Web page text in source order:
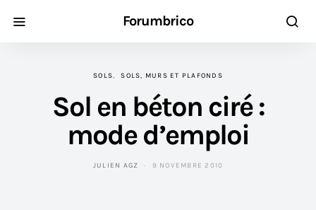
Forumbrico
SOLS SOLS, MURS ET PLAFONDS
Sol en béton ciré :
mode d’emploi
JULIEN AGZ 9 NOVEMBRE 2010